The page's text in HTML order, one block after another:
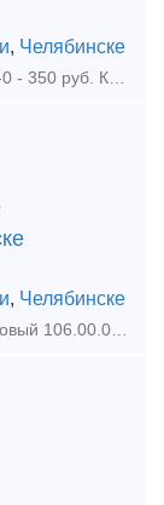
, Челябинске
Клин поглощающего аппарата 106.02.003-0 - 350 руб. Клин тягового хомута 106.02.002-0 - 550 руб. Клин фрикционный Ханина М1698.00.002 - 680 руб. Колодка локомотивная гребневая тип М -
, Челябинске
Закупаем на постоянной основе Хомут тяговый 106.00.001-2 по 5000 рублей Аппарат поглощающий Ш2В90 по 10000 рублей Рычаг расцепного привода по 450 Цепь расцепного привода 48.06.18с